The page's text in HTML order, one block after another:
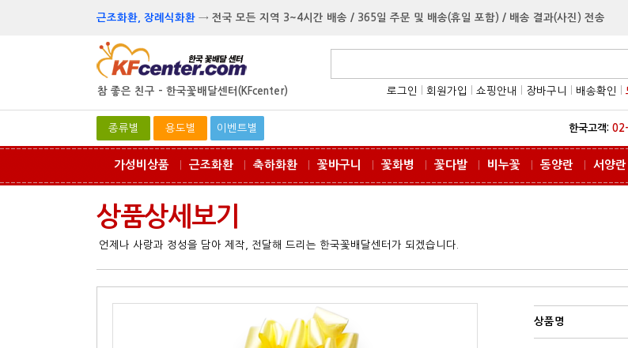
근조화환, 장례식화환 → 전국 모든 지역 3~4시간 배송 / 365일 주문 및 배송(휴일 포함) / 배송 결과(사진) 전송
참 좋은 친구 - 한국꽃배달센터(KFcenter) 로그인 회원가입 쇼핑안내 장바구니 배송확인
종류별 용도별 이벤트별 한국고객:
가성비상품 근조화환 축하화환 꽃바구니 꽃화병 꽃다발 비누꽃 동양란 서양란
상품상세보기
언제나 사랑과 정성을 담아 제작, 전달해 드리는 한국꽃배달센터가 되겠습니다.
상품명